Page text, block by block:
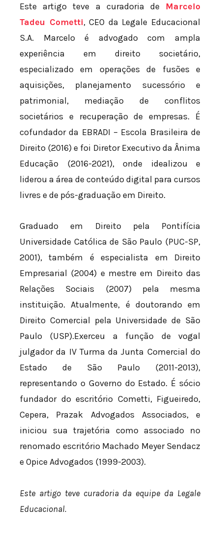
Este artigo teve a curadoria de Marcelo
Tadeu Cometti, CEO da Legale Educacional
S.A. Marcelo é advogado com ampla
experiência em direito societário,
especializado em operações de fusões e
aquisições, planejamento sucessório e
patrimonial, mediação de conflitos
societários e recuperação de empresas. É
cofundador da EBRADI – Escola Brasileira de
Direito (2016) e foi Diretor Executivo da Ânima
Educação (2016-2021), onde idealizou e
liderou a área de conteúdo digital para cursos
livres e de pós-graduação em Direito.
Graduado em Direito pela Pontifícia
Universidade Católica de São Paulo (PUC-SP,
2001), também é especialista em Direito
Empresarial (2004) e mestre em Direito das
Relações Sociais (2007) pela mesma
instituição. Atualmente, é doutorando em
Direito Comercial pela Universidade de São
Paulo (USP).Exerceu a função de vogal
julgador da IV Turma da Junta Comercial do
Estado de São Paulo (2011-2013),
representando o Governo do Estado. É sócio
fundador do escritório Cometti, Figueiredo,
Cepera, Prazak Advogados Associados, e
iniciou sua trajetória como associado no
renomado escritório Machado Meyer Sendacz
e Opice Advogados (1999-2003).
Este artigo teve curadoria da equipe da Legale
Educacional.